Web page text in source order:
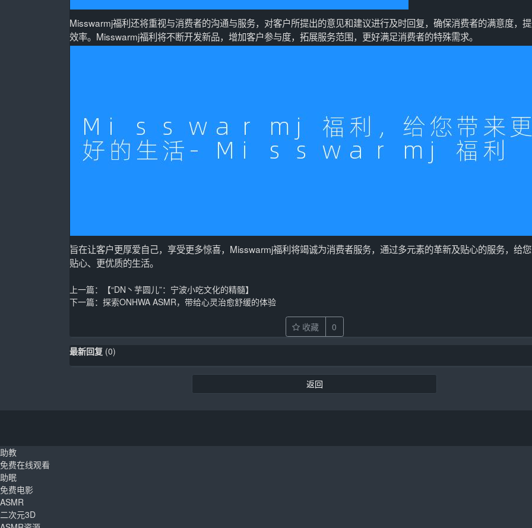
Misswarmj福利还将重视与消费者的沟通与服务，对客户所提出的意见和建议进行及时回复，确保消费者的满意度，
效率。Misswarmj福利将不断开发新品，增加客户参与度，拓展服务范围，更好满足消费者的特殊需求。
旨在让客户更厚爱自己，享受更多惊喜，Misswarmj福利将竭诚为消费者服务，通过多元素的革新及贴心的服务，给
贴心、更优质的生活。
上一篇：
【“DN丶芋圆儿”：宁波小吃文化的精髓】
下一篇： 探索ONHWA ASMR，带给心灵治愈舒缓的体验
收藏 0
最新回复 (0)
返回
助教
免费在线观看
助眠
免费电影
ASMR
二次元3D